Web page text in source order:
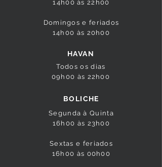
14h00 às 22h00
Domingos e feriados
14h00 às 20h00
HAVAN
Todos os dias
09h00 às 22h00
BOLICHE
Segunda à Quinta
16h00 às 23h00
Sextas e feriados
16h00 às 00h00